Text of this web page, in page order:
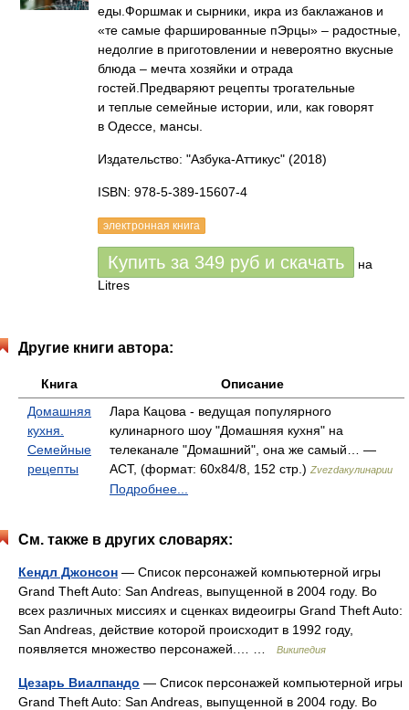
еды.Форшмак и сырники, икра из баклажанов и
«те самые фаршированные пЭрцы» – радостные,
недолгие в приготовлении и невероятно вкусные
блюда – мечта хозяйки и отрада
гостей.Предваряют рецепты трогательные
и теплые семейные истории, или, как говорят
в Одессе, мансы.
Издательство: "Азбука-Аттикус" (2018)
ISBN: 978-5-389-15607-4
электронная книга
Купить за 349 руб и скачать
на
Litres
Другие книги автора:
Книга
Описание
Домашняя
кухня.
Семейные
рецепты
Лара Кацова - ведущая популярного
кулинарного шоу "Домашняя кухня" на
телеканале "Домашний", она же самый… —
АСТ, (формат: 60x84/8, 152 стр.) Zvezdaкулинарии
Подробнее...
См. также в других словарях:
Кендл Джонсон — Список персонажей компьютерной игры
Grand Theft Auto: San Andreas, выпущенной в 2004 году. Во
всех различных миссиях и сценках видеоигры Grand Theft Auto:
San Andreas, действие которой происходит в 1992 году,
появляется множество персонажей.… …
Википедия
Цезарь Виалпандо — Список персонажей компьютерной игры
Grand Theft Auto: San Andreas, выпущенной в 2004 году. Во